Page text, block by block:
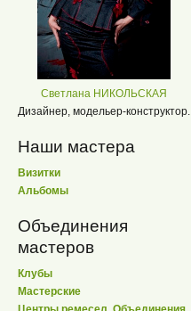
Светлана НИКОЛЬСКАЯ
Дизайнер, модельер-конструктор.
Наши мастера
Визитки
Альбомы
Объединения
мастеров
Клубы
Мастерские